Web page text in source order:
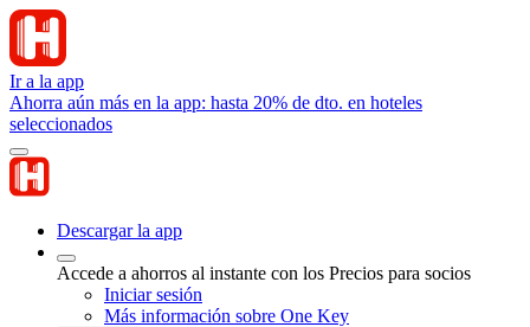
Ir a la app
Ahorra aún más en la app: hasta 20% de dto. en hoteles
seleccionados
Descargar la app
Accede a ahorros al instante con los Precios para socios
Iniciar sesión
Más información sobre One Key